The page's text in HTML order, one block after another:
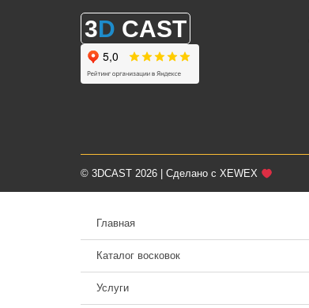
3D CAST
© 3DCAST 2026 | Сделано с XEWEX
Главная
Каталог восковок
Услуги